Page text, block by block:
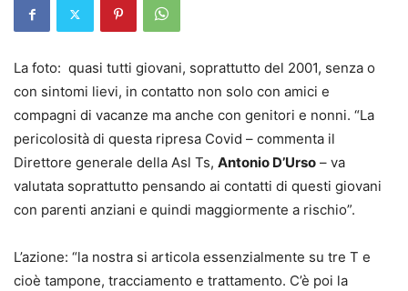
La foto: quasi tutti giovani, soprattutto del 2001, senza o
con sintomi lievi, in contatto non solo con amici e
compagni di vacanze ma anche con genitori e nonni. “La
pericolosità di questa ripresa Covid – commenta il
Direttore generale della Asl Ts, Antonio D’Urso – va
valutata soprattutto pensando ai contatti di questi giovani
con parenti anziani e quindi maggiormente a rischio”.
L’azione: “la nostra si articola essenzialmente su tre T e
cioè tampone, tracciamento e trattamento. C’è poi la